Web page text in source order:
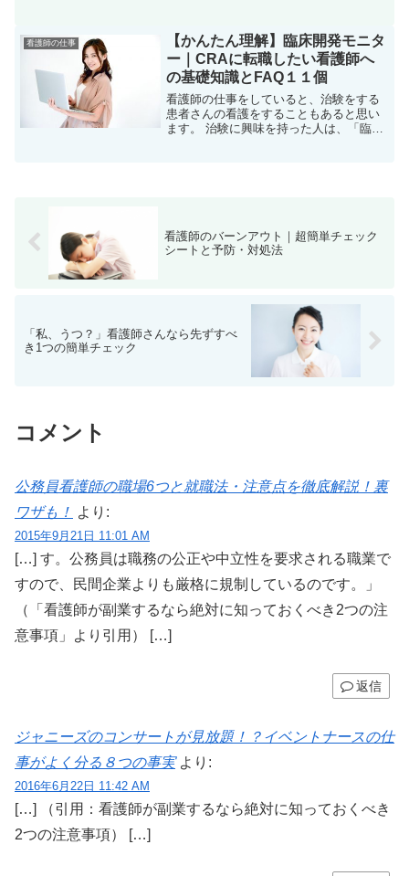
看護師の仕事
【かんたん理解】臨床開発モニタ
ー｜CRAに転職したい看護師へ
の基礎知識とFAQ１１個
看護師の仕事をしていると、治験をする
患者さんの看護をすることもあると思い
ます。 治験に興味を持った人は、「臨床
看護師のバーンアウト｜超簡単チェック
シートと予防・対処法
「私、うつ？」看護師さんなら先ずすべ
き1つの簡単チェック
コメント
公務員看護師の職場6つと就職法・注意点を徹底解説！裏
ワザも！ より:
2015年9月21日 11:01 AM
[…] す。公務員は職務の公正や中立性を要求される職業で
すので、民間企業よりも厳格に規制しているのです。」
（「看護師が副業するなら絶対に知っておくべき2つの注
意事項」より引用） […]
返信
ジャニーズのコンサートが見放題！？イベントナースの仕
事がよく分る８つの事実 より:
2016年6月22日 11:42 AM
[…] （引用：看護師が副業するなら絶対に知っておくべき
2つの注意事項） […]